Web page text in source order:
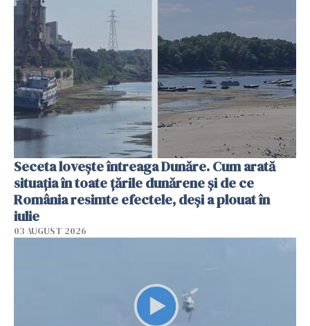
Seceta lovește întreaga Dunăre. Cum arată
situația în toate țările dunărene și de ce
România resimte efectele, deși a plouat în
iulie
03 AUGUST 2026